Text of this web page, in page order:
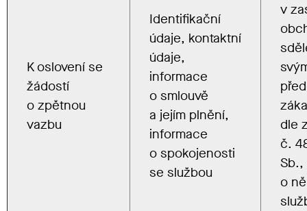
K oslovení se
žádostí
o zpětnou
vazbu
Identifikační
údaje, kontaktní
údaje,
informace
o smlouvě
a jejím plnění,
informace
o spokojenosti
se službou
v
dle
č.
Sb.,
o